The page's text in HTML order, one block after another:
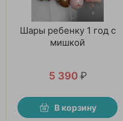
Шары ребенку 1 год с
мишкой
5 390 ₽
В корзину